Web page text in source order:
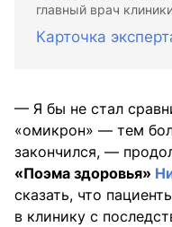
главный врач
Карточка
— Я бы не стал
«омикрон» — тем
закончился, —
«Поэма здоровья»
сказать, что
в клинику с